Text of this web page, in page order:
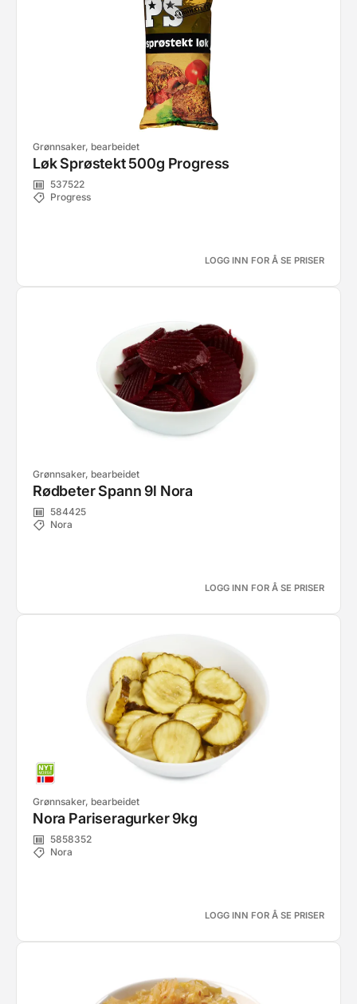
Grønnsaker, bearbeidet
Løk Sprøstekt 500g Progress
537522
Progress
LOGG INN FOR Å SE PRISER
Grønnsaker, bearbeidet
Rødbeter Spann 9l Nora
584425
Nora
LOGG INN FOR Å SE PRISER
Grønnsaker, bearbeidet
Nora Pariseragurker 9kg
5858352
Nora
LOGG INN FOR Å SE PRISER